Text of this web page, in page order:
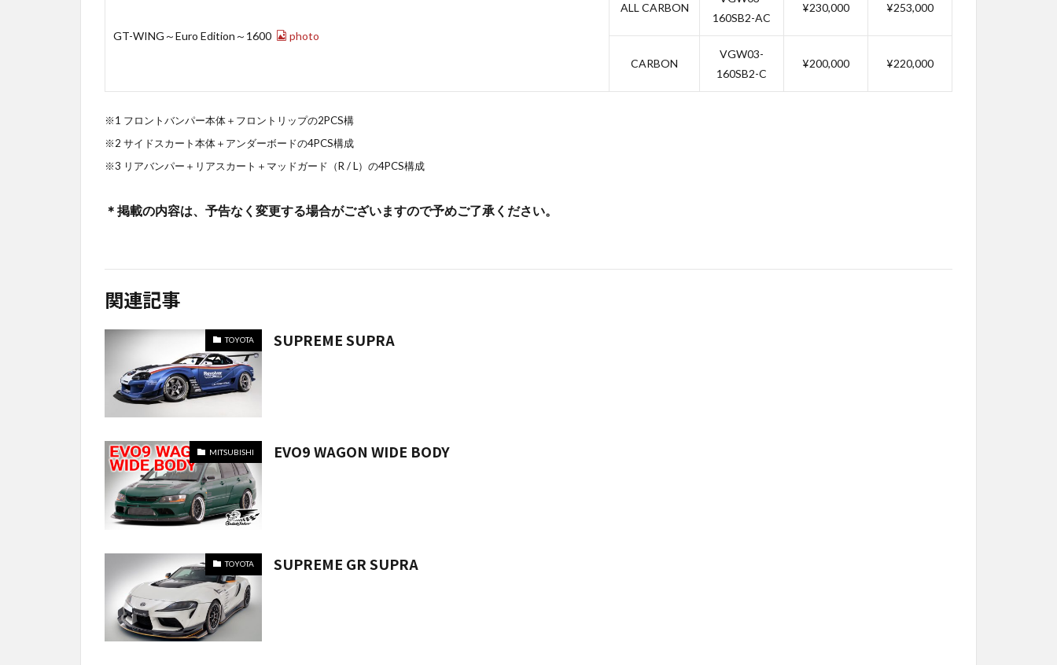
GT-WING～Euro Edition～1600 photo
ALL CARBON
160SB2-AC
¥230,000 ¥253,000
CARBON
VGW03-
160SB2-C
¥200,000 ¥220,000
※1 フロントバンパー本体＋フロントリップの2PCS構
※2 サイドスカート本体＋アンダーボードの4PCS構成
※3 リアバンパー＋リアスカート＋マッドガード（R / L）の4PCS構成
＊掲載の内容は、予告なく変更する場合がございますので予めご了承ください。
関連記事
TOYOTA SUPREME SUPRA
MITSUBISHI EVO9 WAGON WIDE BODY
TOYOTA SUPREME GR SUPRA